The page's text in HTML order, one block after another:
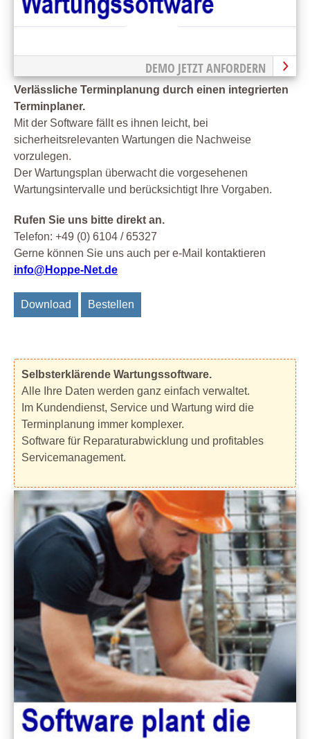
DEMO JETZT ANFORDERN
Verlässliche Terminplanung durch einen integrierten
Terminplaner.
Mit der Software fällt es ihnen leicht, bei
sicherheitsrelevanten Wartungen die Nachweise
vorzulegen.
Der Wartungsplan überwacht die vorgesehenen
Wartungsintervalle und berücksichtigt Ihre Vorgaben.
Rufen Sie uns bitte direkt an.
Telefon: +49 (0) 6104 / 65327
Gerne können Sie uns auch per e-Mail kontaktieren
info@Hoppe-Net.de
Download Bestellen
Selbsterklärende Wartungssoftware.
Alle Ihre Daten werden ganz einfach verwaltet.
Im Kundendienst, Service und Wartung wird die
Terminplanung immer komplexer.
Software für Reparaturabwicklung und profitables
Servicemanagement.